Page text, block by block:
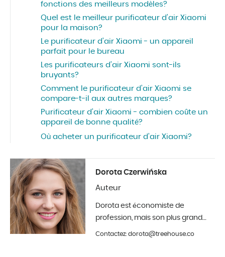
fonctions des meilleurs modèles?
Quel est le meilleur purificateur d’air Xiaomi
pour la maison?
Le purificateur d’air Xiaomi - un appareil
parfait pour le bureau
Les purificateurs d’air Xiaomi sont-ils
bruyants?
Comment le purificateur d’air Xiaomi se
compare-t-il aux autres marques?
Purificateur d’air Xiaomi - combien coûte un
appareil de bonne qualité?
Où acheter un purificateur d’air Xiaomi?
Dorota Czerwińska
Auteur
Dorota est économiste de
profession, mais son plus grand
hobby est la photographie et la
Contactez: dorota@treehouse.co